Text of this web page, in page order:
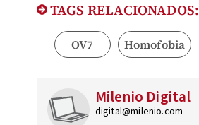
TAGS RELACIONADOS:
OV7 Homofobia
Milenio Digital
digital@milenio.com